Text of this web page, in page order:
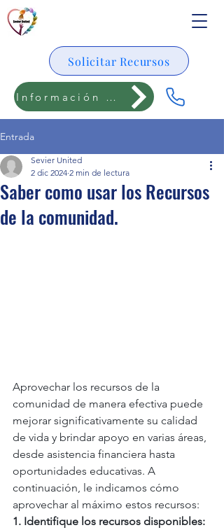
Solicitar Recursos
Información para adolescentes
Entrada
Saber como usar los Recursos
de la comunidad.
Sevier United
2 dic 2024 2 min de lectura
Aprovechar los recursos de la
comunidad de manera efectiva puede
mejorar significativamente su calidad
de vida y brindar apoyo en varias áreas,
desde asistencia financiera hasta
oportunidades educativas. A
continuación, le indicamos cómo
aprovechar al máximo estos recursos:
1. Identifique los recursos disponibles: